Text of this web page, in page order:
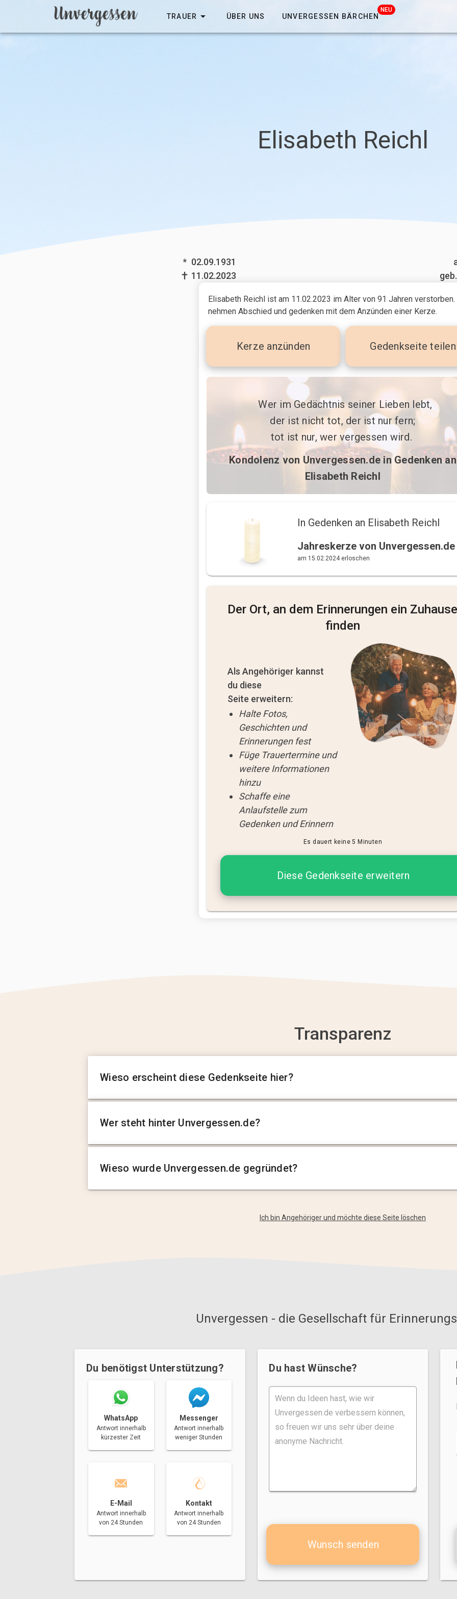
TRAUER ÜBER UNS UNVERGESSEN BÄRCHEN
NEU
Elisabeth Reichl
* 02.09.1931
11.02.2023
Elisabeth Reichl ist am 11.02.2023 im Alter von 91 Jahren verstorben.
nehmen Abschied und gedenken mit dem Anzünden einer Kerze.
Kerze anzünden Gedenkseite teilen
Wer im Gedächtnis seiner Lieben lebt,
der ist nicht tot, der ist nur fern;
tot ist nur, wer vergessen wird.
Kondolenz von Unvergessen.dein Gedenken an
Elisabeth Reichl
In Gedenken an Elisabeth Reichl
Jahreskerze von Unvergessen.de
am 15.02.2024 erloschen
Der Ort, an dem Erinnerungen ein
finden
Als Angehöriger kannst
du diese
Seite erweitern:
Halte Fotos,
Geschichten und
Erinnerungen fest
Füge Trauertermine und
weitere Informationen
hinzu
Schaffe eine
Anlaufstelle zum
Gedenken und Erinnern
Es dauert keine 5 Minuten
Diese Gedenkseite erweitern
Transparenz
Wieso erscheint diese Gedenkseite hier?
Wer steht hinter Unvergessen.de?
Wieso wurde Unvergessen.de gegründet?
Ich bin Angehöriger und möchte diese Seite löschen
Unvergessen - die Gesellschaft für
Du benötigst Unterstützung?
WhatsApp
Antwort innerhalb
kürzester Zeit
Messenger
Antwort innerhalb
weniger Stunden
E-Mail
Antwort innerhalb
von 24 Stunden
Kontakt
Antwort innerhalb
von 24 Stunden
Du hast Wünsche?
Wunsch senden